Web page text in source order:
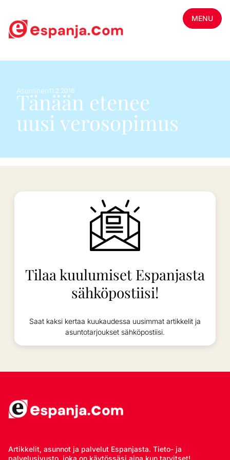
MENU
Asuminen11.2.2016
Tänään etenee
uusi verosopimus
Tilaa kuulumiset Espanjasta
sähköpostiisi!
Saat kaksi kertaa kuukaudessa uusimmat artikkelit ja
asuntotarjoukset sähköpostiisi.
Artikkelit, asunnot ja palvelut Espanjasta. Tieto- ja
palvelusivusto, joka on käytössäsi aina kun tarvitset!